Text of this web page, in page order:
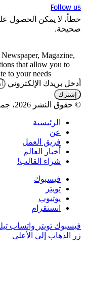
Follow us
خطأ، لا يمكن الحصول
صحيحة.
Magazine,
that allow you to
to your needs.
أدخل بريدك الإلكتروني
© حقوق النشر 2026، جميع الحقوق محفوظة |
الرئيسية
عن
فريق العمل
أخبار العالم
شراء القالب!
فيسبوك
تويتر
يوتيوب
انستقرام
فيسبوك تويتر واتساب
زر الذهاب إلى الأعلى